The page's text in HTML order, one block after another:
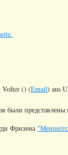
Volter () (Email) aus
были
Фризена